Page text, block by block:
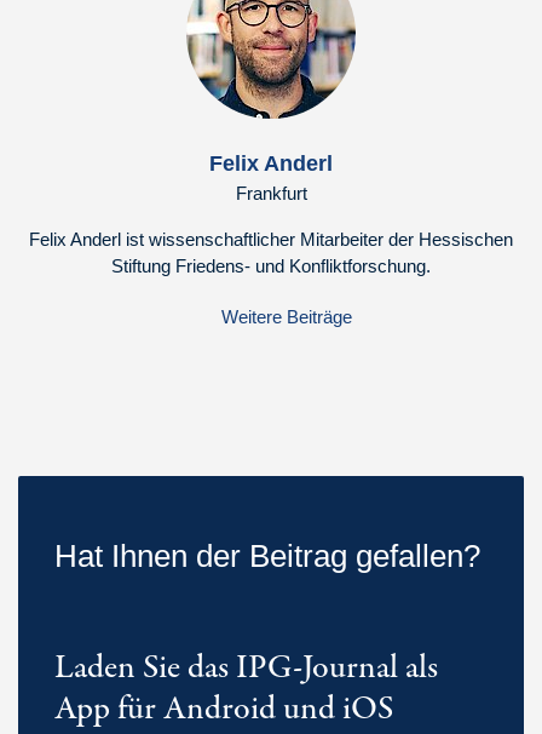
Felix Anderl
Frankfurt
Felix Anderl ist wissenschaftlicher Mitarbeiter der Hessischen
Stiftung Friedens- und Konfliktforschung.
Weitere Beiträge
Hat Ihnen der Beitrag gefallen?
Laden Sie das IPG-Journal als
App für Android und iOS